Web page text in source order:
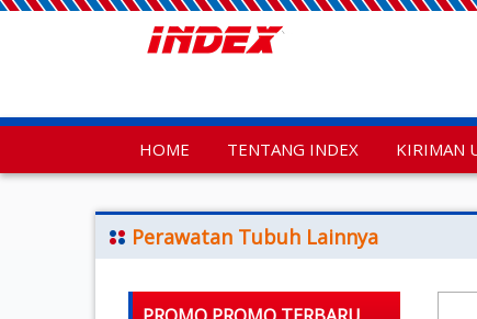
HOME TENTANG INDEX KIRIMAN
Perawatan Tubuh Lainnya